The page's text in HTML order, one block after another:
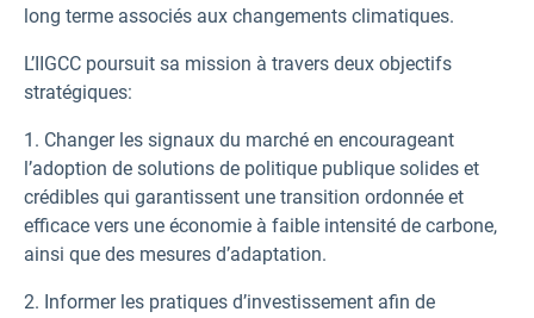
long terme associés aux changements climatiques.
L’IIGCC poursuit sa mission à travers deux objectifs
stratégiques:
1. Changer les signaux du marché en encourageant
l’adoption de solutions de politique publique solides et
crédibles qui garantissent une transition ordonnée et
efficace vers une économie à faible intensité de carbone,
ainsi que des mesures d’adaptation.
2. Informer les pratiques d’investissement afin de